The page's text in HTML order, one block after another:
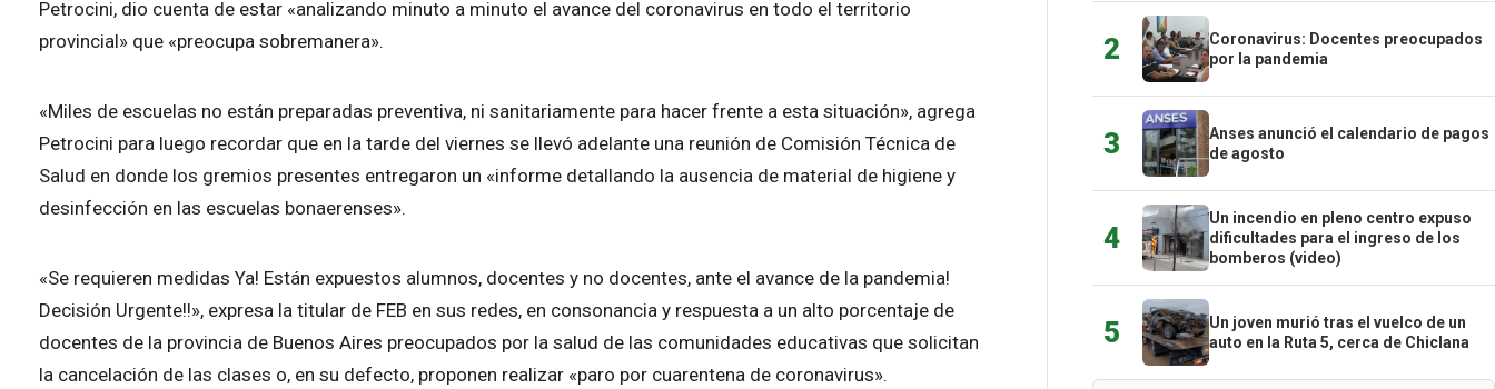
Petrocini, dio cuenta de estar «analizando minuto a minuto el avance del coronavirus en todo el territorio
provincial» que «preocupa sobremanera».
«Miles de escuelas no están preparadas preventiva, ni sanitariamente para hacer frente a esta situación», agrega
Petrocini para luego recordar que en la tarde del viernes se llevó adelante una reunión de Comisión Técnica de
Salud en donde los gremios presentes entregaron un «informe detallando la ausencia de material de higiene y
desinfección en las escuelas bonaerenses».
«Se requieren medidas Ya! Están expuestos alumnos, docentes y no docentes, ante el avance de la pandemia!
Decisión Urgente!!», expresa la titular de FEB en sus redes, en consonancia y respuesta a un alto porcentaje de
docentes de la provincia de Buenos Aires preocupados por la salud de las comunidades educativas que solicitan
la cancelación de las clases o, en su defecto, proponen realizar «paro por cuarentena de coronavirus».
2
Coronavirus: Docentes preocupados
por la pandemia
3
Anses anunció el calendario de pagos
de agosto
4
Un incendio en pleno centro expuso
dificultades para el ingreso de los
bomberos (video)
5
Un joven murió tras el vuelco de un
auto en la Ruta 5, cerca de Chiclana